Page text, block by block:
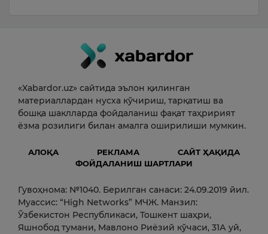
«Xabardor.uz» сайтида эълон қилинган
материаллардан нусха кўчириш, тарқатиш ва
бошқа шаклларда фойдаланиш фақат таҳририят
ёзма розилиги билан амалга оширилиши мумкин.
АЛОҚА РЕКЛАМА
САЙТ ҲАҚИДА
ФОЙДАЛАНИШ ШАРТЛАРИ
Гувоҳнома: №1040. Берилган санаси: 24.09.2019 йил.
Муассис: “High Networks” МЧЖ. Манзил:
Ўзбекистон Республикаси, Тошкент шаҳри,
Яшнобод тумани, Мавлоно Риёзий кўчаси, 31А уй,